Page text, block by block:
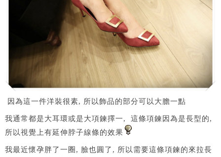
因為這一件洋裝很素, 所以飾品的部分可以大膽一點
我通常都是大耳環或是大項鍊擇一, 這條項鍊因為是長型的,
所以視覺上有延伸脖子線條的效果
我最近懷孕胖了一圈, 臉也圓了, 所以需要這條項鍊的來拉長